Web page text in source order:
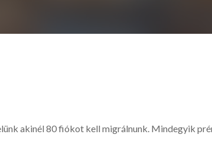
akinél 80 fiókot kell migrálnunk. Mindegyik